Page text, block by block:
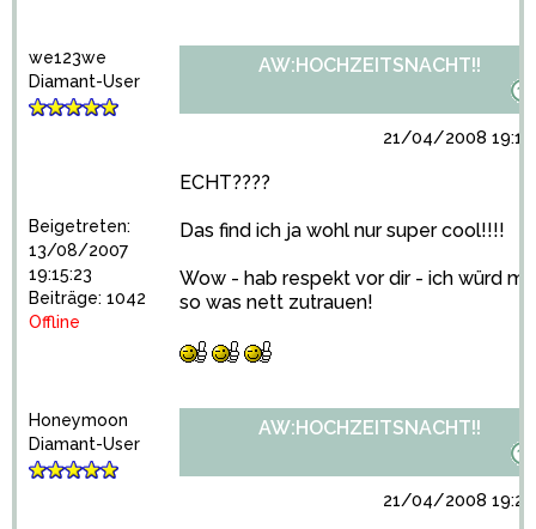
we123we
Diamant-User
Beigetreten:
13/08/2007
19:15:23
Beiträge: 1042
Offline
AW:HOCHZEITSNACHT!!
21/04/2008
ECHT????
Das find ich ja wohl nur super cool!!!!
Wow - hab respekt vor dir - ich würd mir
so was nett zutrauen!
Honeymoon
Diamant-User
AW:HOCHZEITSNACHT!!
21/04/2008